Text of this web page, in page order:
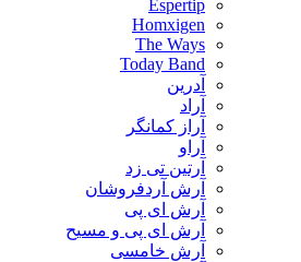
Espertip
Homxigen
The Ways
Today Band
آدرین
آراد
آراز کمانگر
آراو
آرتین تی زد
آرش آردفروشان
آرش ای پی
آرش ای پی و مسیح
آرش خامسی